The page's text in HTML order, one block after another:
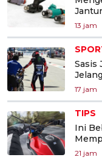
13 jam
Sasis
17 jam
TIPS
Ini
21 jam